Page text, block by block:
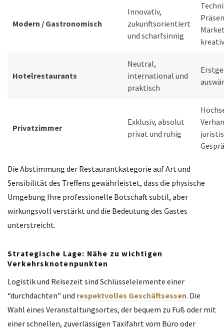
Modern / Gastronomisch
Innovativ,
zukunftsorientiert
und scharfsinnig
Hotelrestaurants
Neutral,
international und
praktisch
Privatzimmer
Exklusiv, absolut
privat und ruhig
Die Abstimmung der Restaurantkategorie auf Art und
Sensibilität des Treffens gewährleistet, dass die physische
Umgebung Ihre professionelle Botschaft subtil, aber
wirkungsvoll verstärkt und die Bedeutung des Gastes
unterstreicht.
Strategische Lage: Nähe zu wichtigen
Verkehrsknotenpunkten
Logistik und Reisezeit sind Schlüsselelemente einer
“durchdachten” und respektvolles Geschäftsessen. Die
Wahl eines Veranstaltungsortes, der bequem zu Fuß oder mit
einer schnellen, zuverlässigen Taxifahrt vom Büro oder